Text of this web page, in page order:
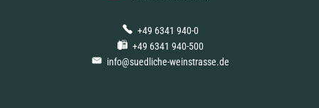
+49 6341 940-0
+49 6341 940-500
info@suedliche-weinstrasse.de